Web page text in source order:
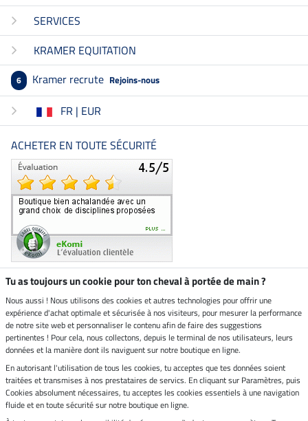
SERVICES
KRAMER EQUITATION
6 Kramer recrute Rejoins-nous
FR | EUR
ACHETER EN TOUTE SÉCURITÉ
Boutique climatiquement
neutre
Livraison par
Paiement sécurisé
Tu as toujours un cookie pour ton cheval à portée de main ?
Nous aussi ! Nous utilisons des cookies et autres technologies pour offrir une
expérience d'achat optimale et sécurisée à nos visiteurs, pour mesurer la performance
de notre site web et personnaliser le contenu afin de faire des suggestions
pertinentes ! Pour cela, nous collectons, depuis le terminal de nos utilisateurs, leurs
données et la manière dont ils naviguent sur notre boutique en ligne.
En autorisant l'utilisation de tous les cookies, tu acceptes que tes données soient
traitées et transmises à nos prestataires de servics. En cliquant sur Paramètres, puis
Cookies absolument nécessaires, tu acceptes les cookies essentiels à une navigation
fluide et en toute sécurité sur notre boutique en ligne.